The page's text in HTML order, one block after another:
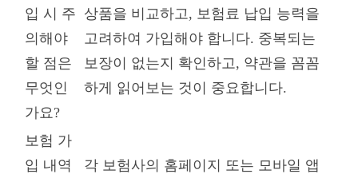
입 시 주
의해야
할 점은
무엇인
가요?
상품을 비교하고, 보험료 납입 능력을
고려하여 가입해야 합니다. 중복되는
보장이 없는지 확인하고, 약관을 꼼꼼
하게 읽어보는 것이 중요합니다.
보험 가
입 내역
각 보험사의 홈페이지 또는 모바일 앱